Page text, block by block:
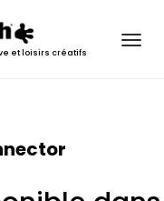
et loisirs créatifs